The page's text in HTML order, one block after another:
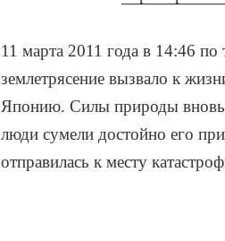
11 марта 2011 года в 14:46
землетрясение вызвало к
Японию. Силы природы вновь
люди сумели достойно его
отправилась к месту